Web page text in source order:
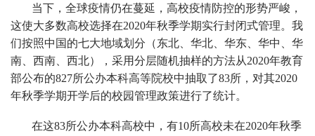
当下，全球疫情仍在蔓延，高校疫情防控的形势严峻，
这使大多数高校选择在2020年秋季学期实行封闭式管理。我
们按照中国的七大地域划分（东北、华北、华东、华中、华
南、西南、西北），采用分层随机抽样的方法从2020年教育
部公布的827所公办本科高等院校中抽取了83所，对其2020
年秋季学期开学后的校园管理政策进行了统计。
在这83所公办本科高校中，有10所高校未在2020年秋季